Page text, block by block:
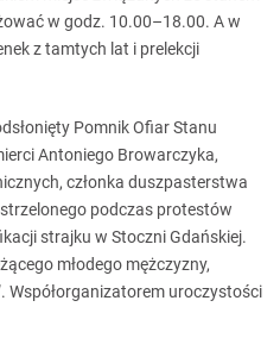
w godz. 10.00–18.00. A w
z tamtych lat i prelekcji
Pomnik Ofiar Stanu
Antoniego Browarczyka,
członka duszpasterstwa
podczas protestów
strajku w Stoczni Gdańskiej.
młodego mężczyzny,
Współorganizatorem uroczystości